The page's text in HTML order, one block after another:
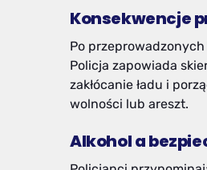
Konsekwencje
Po
Policja zapowiada
zakłócanie ładu i
wolności lub areszt.
Alkohol a